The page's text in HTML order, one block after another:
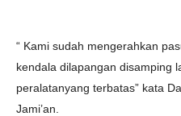
“ Kami sudah mengerahkan
kendala dilapangan disamping
peralatanyang terbatas” kata
Jami’an.